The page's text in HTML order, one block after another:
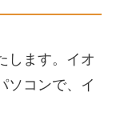
します。イオ
ソコンで、イ